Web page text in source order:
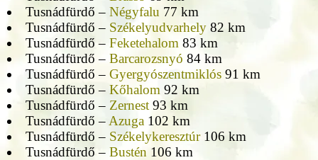
Tusnádfürdő – Négyfalu 77 km
Tusnádfürdő – Székelyudvarhely82 km
Tusnádfürdő – Feketehalom 83 km
Tusnádfürdő – Barcarozsnyó 84 km
Tusnádfürdő – Gyergyószentmiklós91 km
Tusnádfürdő – Kőhalom 92 km
Tusnádfürdő – Zernest93 km
Tusnádfürdő – Azuga102 km
Tusnádfürdő – Székelykeresztúr106 km
Tusnádfürdő – Bustén 106 km